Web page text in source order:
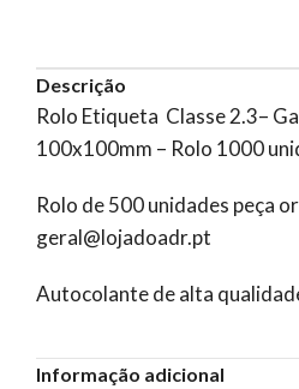
Descrição
Rolo Etiqueta Classe 2.3–
100x100mm – Rolo 1000
Rolo de 500 unidades peça
geral@lojadoadr.pt
Autocolante de alta
Informação adicional